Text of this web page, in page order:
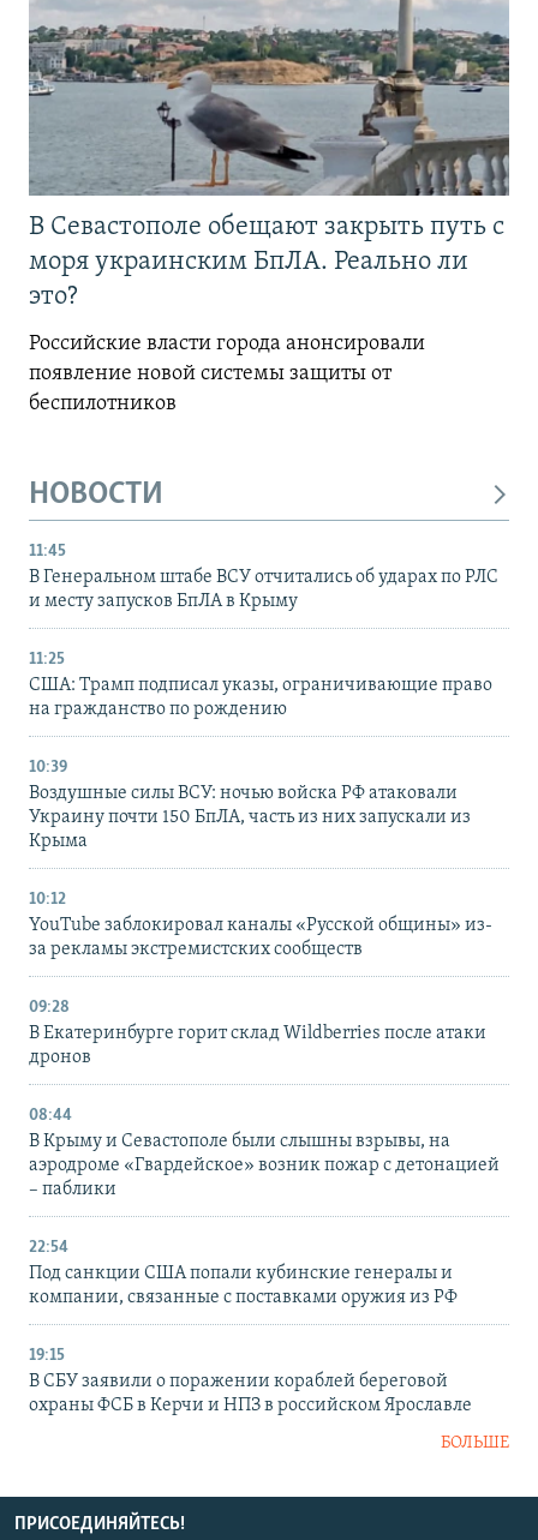
В Севастополе обещают закрыть путь с
моря украинским БпЛА. Реально ли
это?
Российские власти города анонсировали
появление новой системы защиты от
беспилотников
НОВОСТИ
11:45
В Генеральном штабе ВСУ отчитались об ударах по РЛС
и месту запусков БпЛА в Крыму
11:25
США: Трамп подписал указы, ограничивающие право
на гражданство по рождению
10:39
Воздушные силы ВСУ: ночью войска РФ атаковали
Украину почти 150 БпЛА, часть из них запускали из
Крыма
10:12
YouTube заблокировал каналы «Русской общины» из-
за рекламы экстремистских сообществ
09:28
В Екатеринбурге горит склад Wildberries после атаки
дронов
08:44
В Крыму и Севастополе были слышны взрывы, на
аэродроме «Гвардейское» возник пожар с детонацией
– паблики
22:54
Под санкции США попали кубинские генералы и
компании, связанные с поставками оружия из РФ
19:15
В СБУ заявили о поражении кораблей береговой
охраны ФСБ в Керчи и НПЗ в российском Ярославле
БОЛЬШЕ
ПРИСОЕДИНЯЙТЕСЬ!